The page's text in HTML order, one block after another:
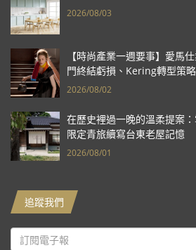
2026/08/03
【時尚產業一週要事】愛馬
門終結虧損、Kering轉型策
報亮眼
2026/08/02
在歷史裡過一晚的溫柔提案
限定青旅續寫台東老屋記憶
2026/08/01
追蹤我們